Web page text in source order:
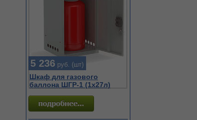
Шкаф для газового
баллона ШГР-1 (1х27л)
5 236 руб. (шт)